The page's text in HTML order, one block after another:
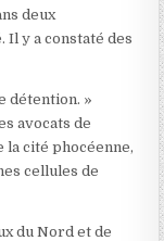
deux
Il y a constaté des
détention. »
avocats de
cité phocéenne,
cellules de
du Nord et de